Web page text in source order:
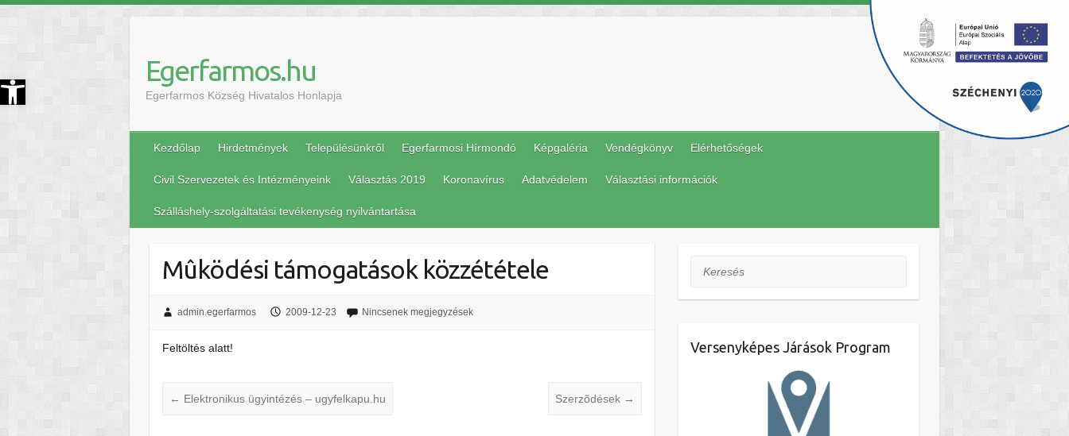
Eszköztár megnyitása Egerfarmos.hu
Egerfarmos Község Hivatalos Honlapja
Kezdőlap Hirdetmények Településünkről Egerfarmosi Hírmondó Képgaléria Vendégkönyv Elérhetőségek
Civil Szervezetek és Intézményeink Választás 2019 Koronavírus Adatvédelem Választási információk
Szálláshely-szolgáltatási tevékenység nyilvántartása
Mûködési támogatások közzététele
admin.egerfarmos 2009-12-23 Nincsenek megjegyzések
Feltöltés alatt!
← Elektronikus ügyintézés – ugyfelkapu.hu Szerzõdések →
Keresés
Versenyképes Járások Program